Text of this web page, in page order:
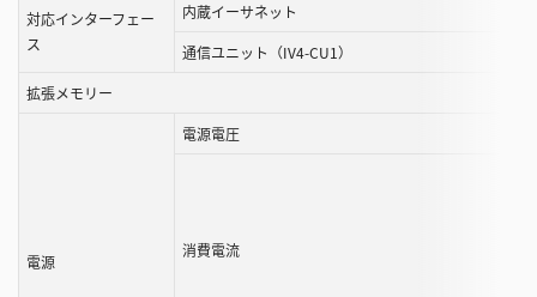
対応インターフェー
ス
内蔵イーサネット
通信ユニット（IV4-CU1）
拡張メモリー
電源
電源電圧
消費電流